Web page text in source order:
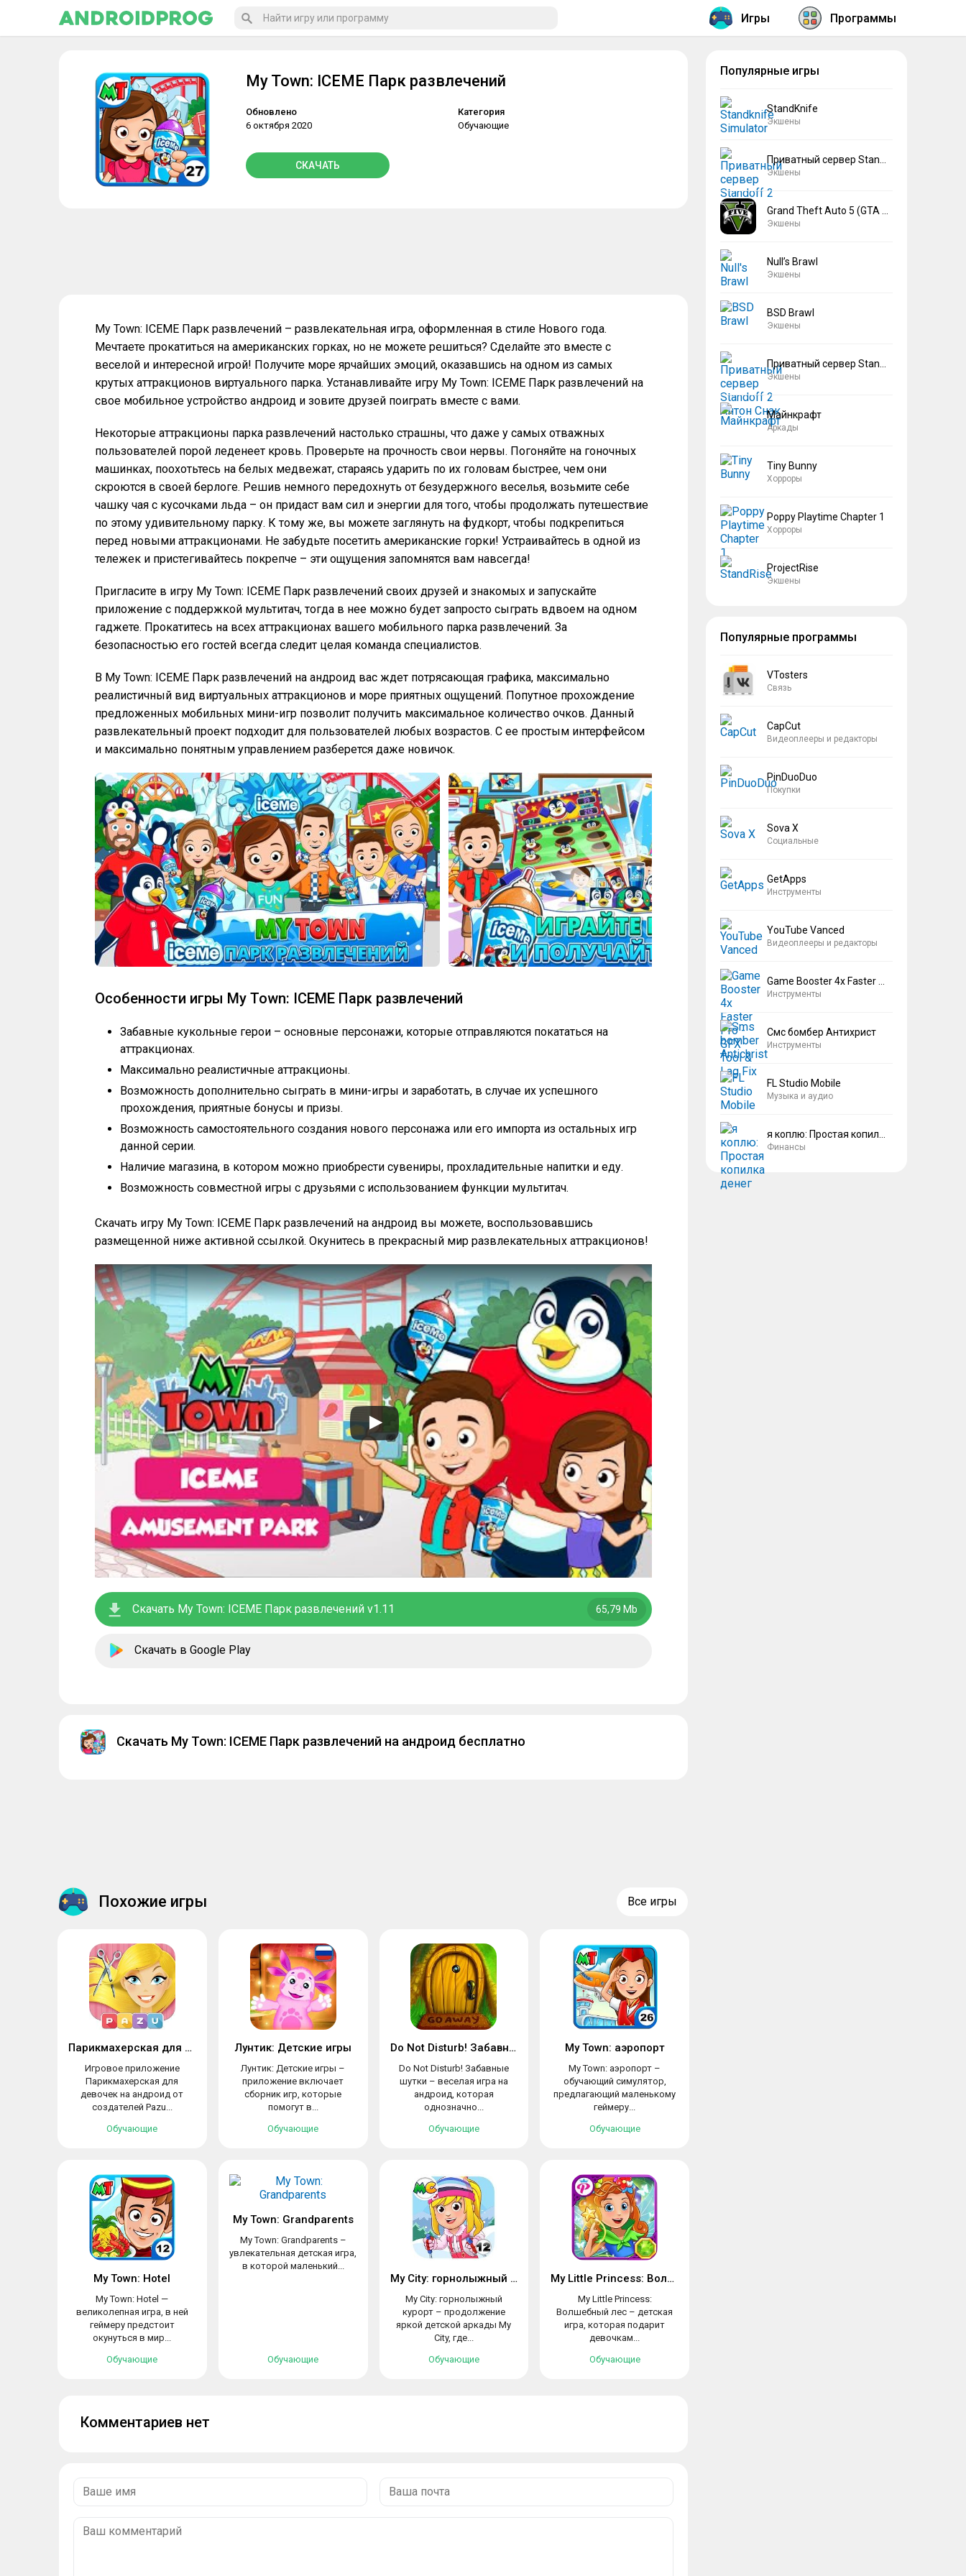
Игры Программы
My Town: ICEME Парк развлечений
Обновлено
6 октября 2020
Категория
Обучающие
СКАЧАТЬ
My Town: ICEME Парк развлечений – развлекательная игра, оформленная в стиле Нового года.
Мечтаете прокатиться на американских горках, но не можете решиться? Сделайте это вместе с
веселой и интересной игрой! Получите море ярчайших эмоций, оказавшись на одном из самых
крутых аттракционов виртуального парка. Устанавливайте игру My Town: ICEME Парк развлечений на
свое мобильное устройство андроид и зовите друзей поиграть вместе с вами.
Некоторые аттракционы парка развлечений настолько страшны, что даже у самых отважных
пользователей порой леденеет кровь. Проверьте на прочность свои нервы. Погоняйте на гоночных
машинках, поохотьтесь на белых медвежат, стараясь ударить по их головам быстрее, чем они
скроются в своей берлоге. Решив немного передохнуть от безудержного веселья, возьмите себе
чашку чая с кусочками льда – он придаст вам сил и энергии для того, чтобы продолжать путешествие
по этому удивительному парку. К тому же, вы можете заглянуть на фудкорт, чтобы подкрепиться
перед новыми аттракционами. Не забудьте посетить американские горки! Устраивайтесь в одной из
тележек и пристегивайтесь покрепче – эти ощущения запомнятся вам навсегда!
Пригласите в игру My Town: ICEME Парк развлечений своих друзей и знакомых и запускайте
приложение с поддержкой мультитач, тогда в нее можно будет запросто сыграть вдвоем на одном
гаджете. Прокатитесь на всех аттракционах вашего мобильного парка развлечений. За
безопасностью его гостей всегда следит целая команда специалистов.
В My Town: ICEME Парк развлечений на андроид вас ждет потрясающая графика, максимально
реалистичный вид виртуальных аттракционов и море приятных ощущений. Попутное прохождение
предложенных мобильных мини-игр позволит получить максимальное количество очков. Данный
развлекательный проект подходит для пользователей любых возрастов. С ее простым интерфейсом
и максимально понятным управлением разберется даже новичок.
Особенности игры My Town: ICEME Парк развлечений
Забавные кукольные герои – основные персонажи, которые отправляются покататься на
аттракционах.
Максимально реалистичные аттракционы.
Возможность дополнительно сыграть в мини-игры и заработать, в случае их успешного
прохождения, приятные бонусы и призы.
Возможность самостоятельного создания нового персонажа или его импорта из остальных игр
данной серии.
Наличие магазина, в котором можно приобрести сувениры, прохладительные напитки и еду.
Возможность совместной игры с друзьями с использованием функции мультитач.
Скачать игру My Town: ICEME Парк развлечений на андроид вы можете, воспользовавшись
размещенной ниже активной ссылкой. Окунитесь в прекрасный мир развлекательных аттракционов!
Скачать My Town: ICEME Парк развлечений v1.11 65,79 Mb
Скачать в Google Play
Скачать My Town: ICEME Парк развлечений на андроид бесплатно
Похожие игры Все игры
Парикмахерская для девочек
Игровое приложение
Парикмахерская для
девочек на андроид от
создателей Pazu...
Обучающие
Лунтик: Детские игры
Лунтик: Детские игры –
приложение включает
сборник игр, которые
помогут в...
Обучающие
Do Not Disturb! Забавные шутки
Do Not Disturb! Забавные
шутки – веселая игра на
андроид, которая
однозначно...
Обучающие
My Town: аэропорт
My Town: аэропорт –
обучающий симулятор,
предлагающий маленькому
геймеру...
Обучающие
My Town: Hotel
My Town: Hotel —
великолепная игра, в ней
геймеру предстоит
окунуться в мир...
Обучающие
My Town: Grandparents
My Town: Grandparents –
увлекательная детская игра,
в которой маленький...
Обучающие
My City: горнолыжный курорт
My City: горнолыжный
курорт – продолжение
яркой детской аркады My
City, где...
Обучающие
My Little Princess: Волшебный лес
My Little Princess:
Волшебный лес – детская
игра, которая подарит
девочкам...
Обучающие
Комментариев нет
Популярные игры
StandKnife
Экшены
Экшены
Экшены
Null’s Brawl
Экшены
BSD Brawl
Экшены
Экшены
Майнкрафт
Аркады
Tiny Bunny
Хорроры
Poppy Playtime Chapter 1
Хорроры
ProjectRise
Экшены
Популярные программы
VTosters
Связь
CapCut
Видеоплееры и редакторы
PinDuoDuo
Покупки
Sova X
Социальные
GetApps
Инструменты
YouTube Vanced
Видеоплееры и редакторы
Инструменты
Смс бомбер Антихрист
Инструменты
FL Studio Mobile
Музыка и аудио
Финансы